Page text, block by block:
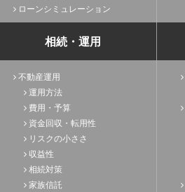
ローンシミュレーション
相続・運用
不動産運用
運用方法
費用・予算
資金回収・転用性
リスクの小ささ
収益性
相続対策
家族信託